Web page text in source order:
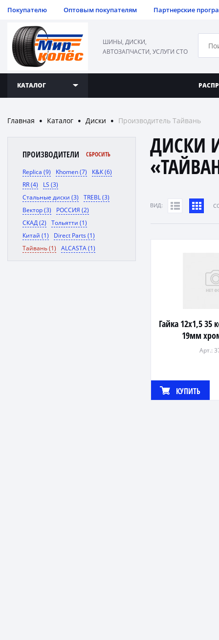
Покупателю Оптовым покупателям Партнерские
ШИНЫ, ДИСКИ,
АВТОЗАПЧАСТИ, УСЛУГИ СТО
КАТАЛОГ
Главная ● Каталог ● Диски ● Производитель Тайвань
ПРОИЗВОДИТЕЛИ СБРОСИТЬ
Replica (9) Khomen (7)
К&К (6)
RR (4)
LS (3)
Стальные диски (3)
TREBL (3)
Вектор (3)
РОССИЯ (2)
СКАД (2)
Тольятти (1)
Китай (1)
Direct Parts (1)
Тайвань (1)
ALCASTA (1)
ДИСКИ
ВИД:
Гайка 12х1,5 35
19мм
Арт.:
КУПИТЬ